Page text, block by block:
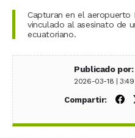
Capturan en el aeropuerto
vinculado al asesinato de
ecuatoriano.
Publicado
2026-03-18 | 3:49
Compartir: